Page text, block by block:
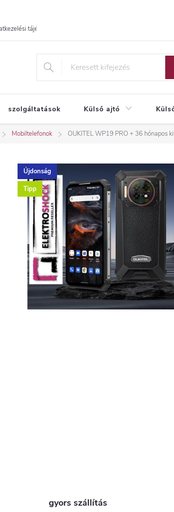
tájékoztató
szolgáltatások Külső ajtó
Mobiltelefonok OUKITEL WP19 PRO + 36 hónapos
Újdonság
Tipp
gyors szállítás